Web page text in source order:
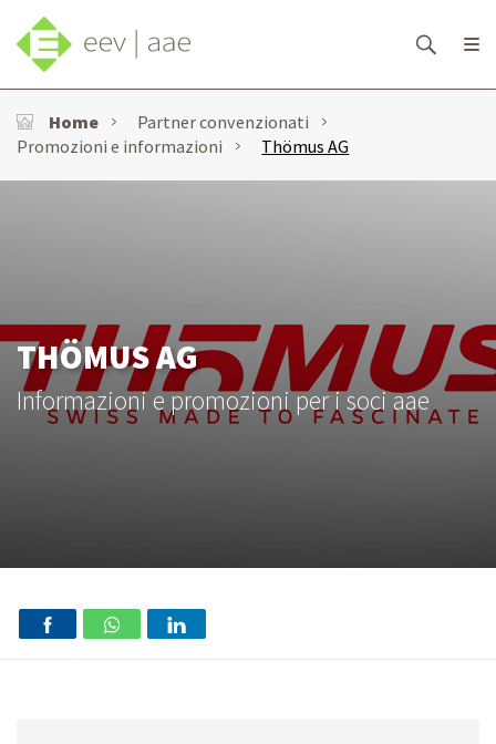
Home
Partner convenzionati
Promozioni e informazioni
Thömus AG
THÖMUS AG
Informazioni e promozioni per i soci aae